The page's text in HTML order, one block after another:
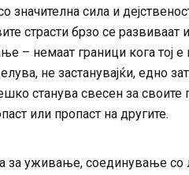
сила и
страсти брзо се развиваат
– немаат граници кога тој е
не застанувајќи, едно
станува свесен за
или пропаст на другите.
за уживање, соединување